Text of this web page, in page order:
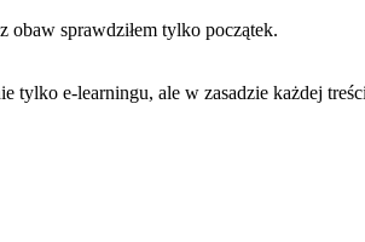
obaw sprawdziłem tylko początek.
tylko e-learningu, ale w zasadzie każdej